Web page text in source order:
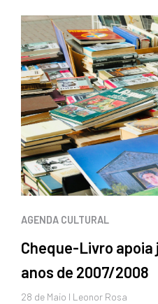
AGENDA CULTURAL
Cheque-Livro apoia
anos de 2007/2008
28 de Maio I Leonor Rosa